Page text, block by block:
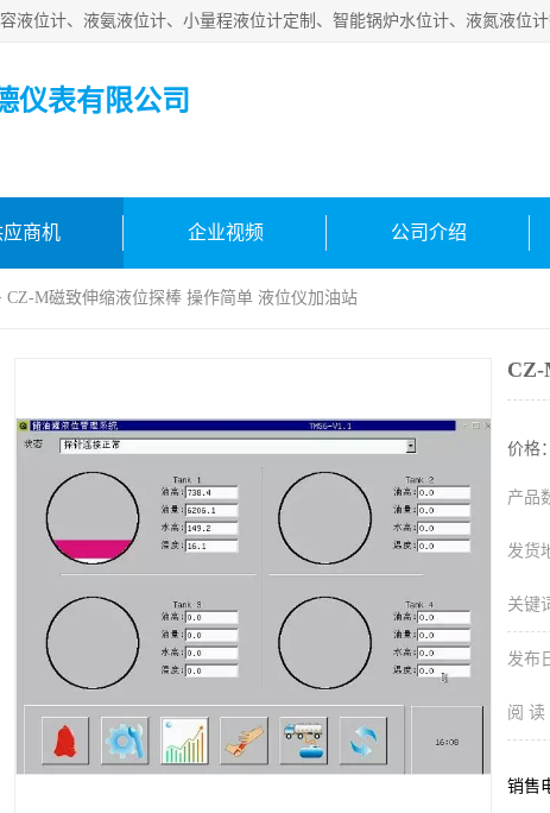
仪表有限公司
应商机 企业视频 公司介绍
CZ-M磁致伸缩液位探棒 操作简单 液位仪加油站
CZ-
价格：
产品
发货
关键
发布
阅 读
销售